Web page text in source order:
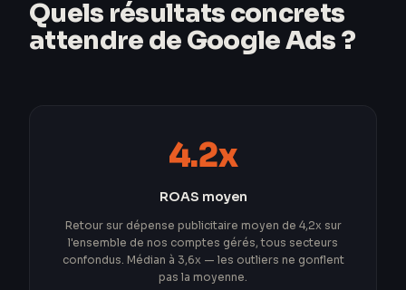
Quels résultats concrets
attendre de Google Ads ?
4.2x
ROAS moyen
Retour sur dépense publicitaire moyen de 4,2x sur
l'ensemble de nos comptes gérés, tous secteurs
confondus. Médian à 3,6x — les outliers ne gonflent
pas la moyenne.